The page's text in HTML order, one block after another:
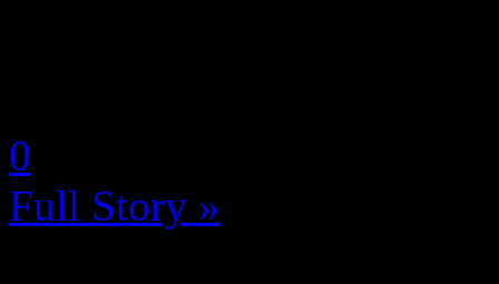
0
Full Story »